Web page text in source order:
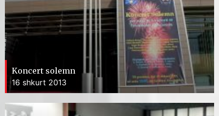
Koncert solemn
16 shkurt 2013